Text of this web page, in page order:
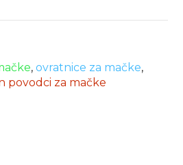
,ovratnice za mačke,
povodci za mačke